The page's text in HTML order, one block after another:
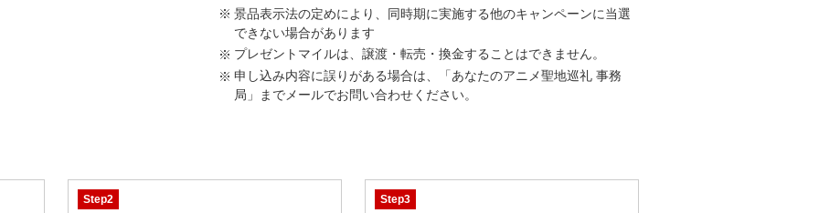
景品表示法の定めにより、同時期に実施する他のキャンペーンに当選
できない場合があります
プレゼントマイルは、譲渡・転売・換金することはできません。
申し込み内容に誤りがある場合は、「あなたのアニメ聖地巡礼 事務
局」までメールでお問い合わせください。
Step2 Step3